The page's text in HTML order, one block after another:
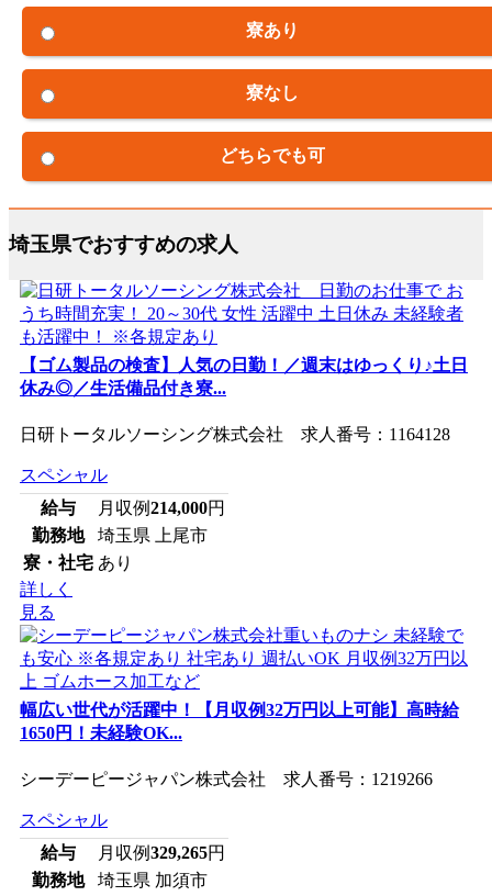
寮あり
寮なし
どちらでも可
埼玉県でおすすめの求人
【ゴム製品の検査】人気の日勤！／週末はゆっくり♪土日
休み◎／生活備品付き寮...
日研トータルソーシング株式会社 求人番号：1164128
スペシャル
給与
月収例214,000円
勤務地
埼玉県 上尾市
寮・社宅 あり
詳しく
見る
幅広い世代が活躍中！【月収例32万円以上可能】高時給
1650円！未経験OK...
シーデーピージャパン株式会社 求人番号：1219266
スペシャル
給与
月収例329,265円
勤務地
埼玉県 加須市